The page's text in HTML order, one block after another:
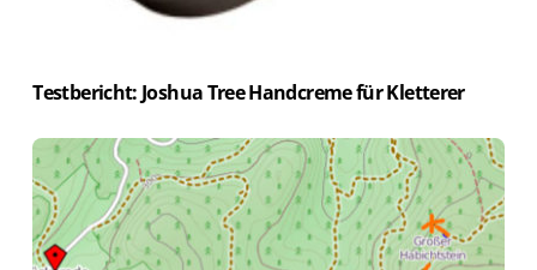
Testbericht: Joshua Tree Handcreme für Kletterer